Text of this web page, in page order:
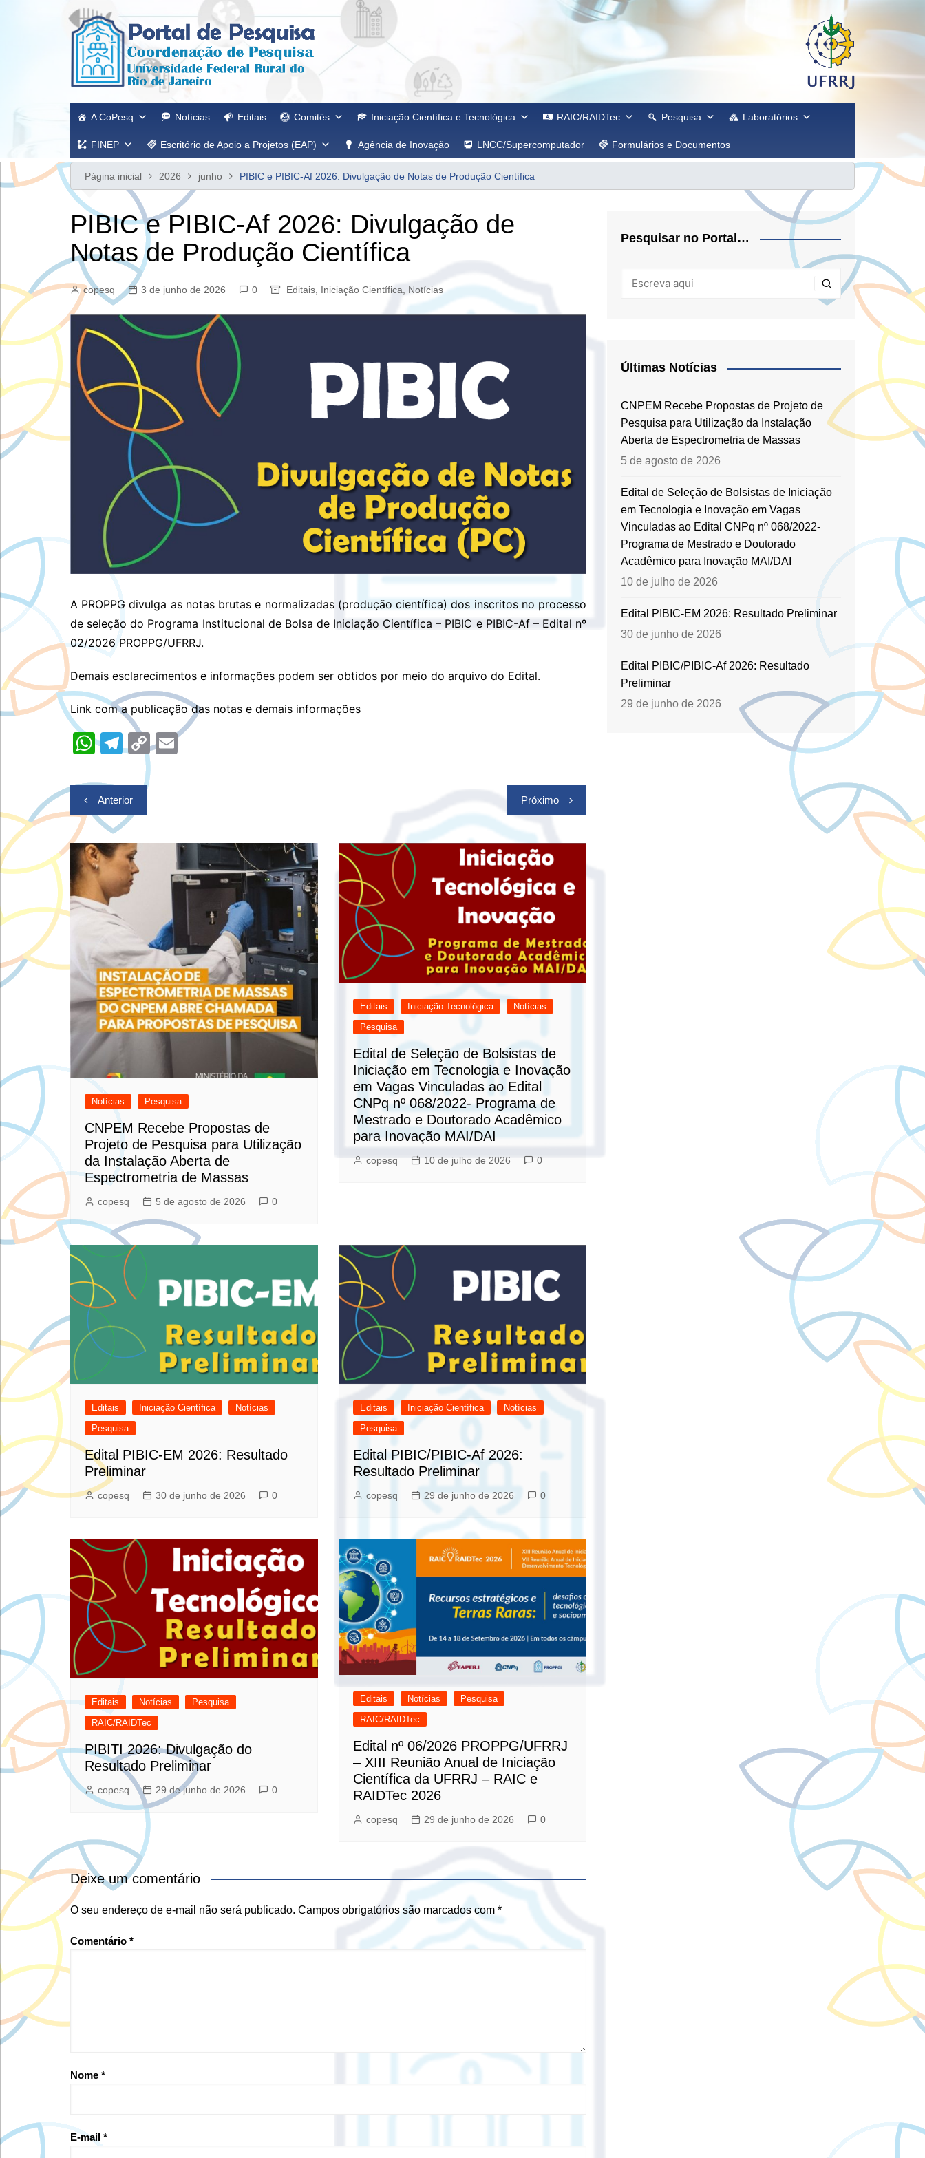
A CoPesq Notícias Editais Comitês Iniciação Científica e Tecnológica RAIC/RAIDTec Pesquisa Laboratórios
FINEP Escritório de Apoio a Projetos (EAP) Agência de Inovação LNCC/Supercomputador Formulários e Documentos
Página inicial 2026 junho PIBIC e PIBIC-Af 2026: Divulgação de Notas de Produção Científica
PIBIC e PIBIC-Af 2026: Divulgação de
Notas de Produção Científica
copesq 3 de junho de 2026 0 Editais Iniciação Científica Notícias
A PROPPG divulga as notas brutas e normalizadas (produção científica) dos inscritos no processo
de seleção do Programa Institucional de Bolsa de Iniciação Científica – PIBIC e PIBIC-Af – Edital nº
02/2026 PROPPG/UFRRJ.
Demais esclarecimentos e informações podem ser obtidos por meio do arquivo do Edital.
Link com a publicação das notas e demais informações
W
at
s
A
p
p
T
e
gr
a
m
C
o
E
Navegação
de
Post
Anterior Próximo
Notícias Pesquisa
CNPEM Recebe Propostas de
Projeto de Pesquisa para Utilização
da Instalação Aberta de
Espectrometria de Massas
copesq 5 de agosto de 2026 0
Editais Iniciação Tecnológica
Notícias
Pesquisa
Edital de Seleção de Bolsistas de
Iniciação em Tecnologia e Inovação
em Vagas Vinculadas ao Edital
CNPq nº 068/2022- Programa de
Mestrado e Doutorado Acadêmico
para Inovação MAI/DAI
copesq 10 de julho de 2026 0
Editais Iniciação Científica
Notícias
Pesquisa
Edital PIBIC-EM 2026: Resultado
Preliminar
copesq 30 de junho de 2026 0
Editais Iniciação Científica
Notícias
Pesquisa
Edital PIBIC/PIBIC-Af 2026:
Resultado Preliminar
copesq 29 de junho de 2026 0
Editais Notícias
Pesquisa
RAIC/RAIDTec
PIBITI 2026: Divulgação do
Resultado Preliminar
copesq 29 de junho de 2026 0
Editais Notícias
Pesquisa
RAIC/RAIDTec
Edital nº 06/2026 PROPPG/UFRRJ
– XIII Reunião Anual de Iniciação
Científica da UFRRJ – RAIC e
RAIDTec 2026
copesq 29 de junho de 2026 0
Deixe um comentário
O seu endereço de e-mail não será publicado. Campos obrigatórios são marcados com *
Comentário *
Nome *
E-mail *
Pesquisar no Portal…
Últimas Notícias
CNPEM Recebe Propostas de Projeto de
Pesquisa para Utilização da Instalação
Aberta de Espectrometria de Massas
5 de agosto de 2026
Edital de Seleção de Bolsistas de Iniciação
em Tecnologia e Inovação em Vagas
Vinculadas ao Edital CNPq nº 068/2022-
Programa de Mestrado e Doutorado
Acadêmico para Inovação MAI/DAI
10 de julho de 2026
Edital PIBIC-EM 2026: Resultado Preliminar
30 de junho de 2026
Edital PIBIC/PIBIC-Af 2026: Resultado
Preliminar
29 de junho de 2026